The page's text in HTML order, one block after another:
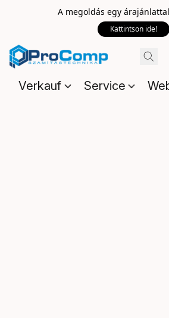
A megoldás egy
Kattintson ide!
Verkauf Service